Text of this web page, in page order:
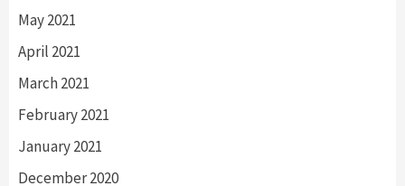
May 2021
April 2021
March 2021
February 2021
January 2021
December 2020